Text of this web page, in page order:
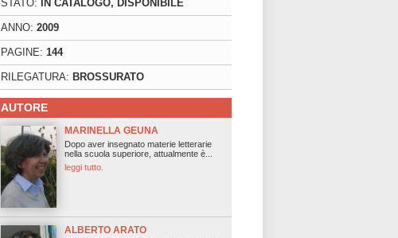
STATO: IN CATALOGO, DISPONIBILE
ANNO: 2009
PAGINE: 144
RILEGATURA: BROSSURATO
AUTORE
MARINELLA GEUNA
Dopo aver insegnato materie letterarie
nella scuola superiore, attualmente è...
leggi tutto.
ALBERTO ARATO